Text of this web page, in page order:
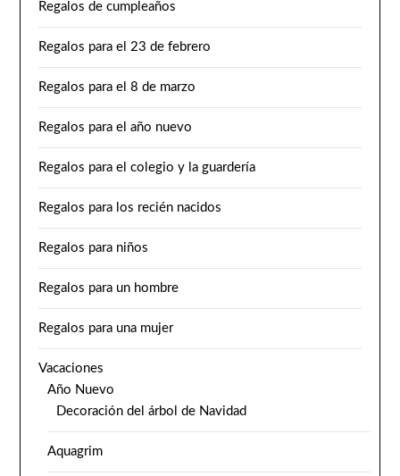
Regalos de cumpleaños
Regalos para el 23 de febrero
Regalos para el 8 de marzo
Regalos para el año nuevo
Regalos para el colegio y la guardería
Regalos para los recién nacidos
Regalos para niños
Regalos para un hombre
Regalos para una mujer
Vacaciones
Año Nuevo
Decoración del árbol de Navidad
Aquagrim